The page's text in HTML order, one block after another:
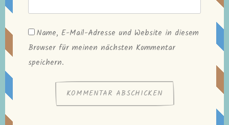
Name, E-Mail-Adresse und Website in diesem
Browser für meinen nächsten Kommentar
speichern.